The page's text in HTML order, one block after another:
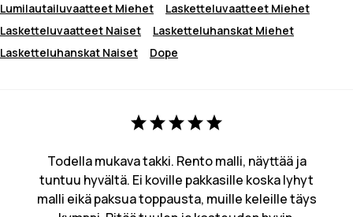
Lumilautailuvaatteet Miehet
Lasketteluvaatteet Miehet
Lasketteluvaatteet Naiset
Lasketteluhanskat Miehet
Lasketteluhanskat Naiset
Dope
Todella mukava takki. Rento malli, näyttää ja
tuntuu hyvältä. Ei koville pakkasille koska lyhyt
malli eikä paksua toppausta, muille keleille täys